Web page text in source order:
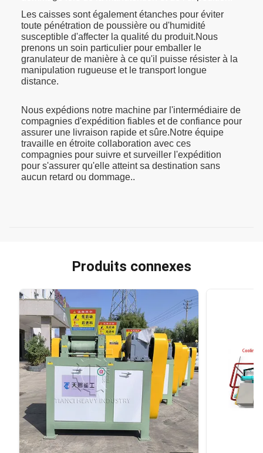
Les caisses sont également étanches pour éviter
toute pénétration de poussière ou d'humidité
susceptible d'affecter la qualité du produit.Nous
prenons un soin particulier pour emballer le
granulateur de manière à ce qu'il puisse résister à la
manipulation rugueuse et le transport longue
distance.
Nous expédions notre machine par l'intermédiaire de
compagnies d'expédition fiables et de confiance pour
assurer une livraison rapide et sûre.Notre équipe
travaille en étroite collaboration avec ces
compagnies pour suivre et surveiller l'expédition
pour s'assurer qu'elle atteint sa destination sans
aucun retard ou dommage..
Produits connexes